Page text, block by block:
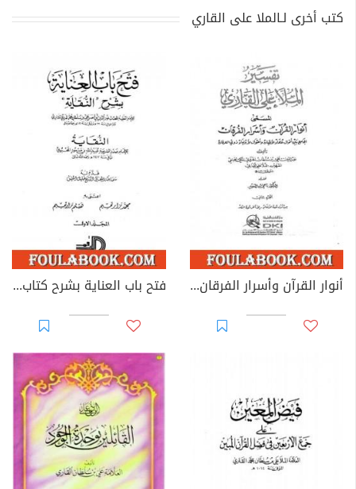
كتب أخرى لـالملا على القاري
أنوار القرآن وأسرار الفرقان - الجزء الثاني فتح باب العناية بشرح كتاب النقاية - المجلد الأول